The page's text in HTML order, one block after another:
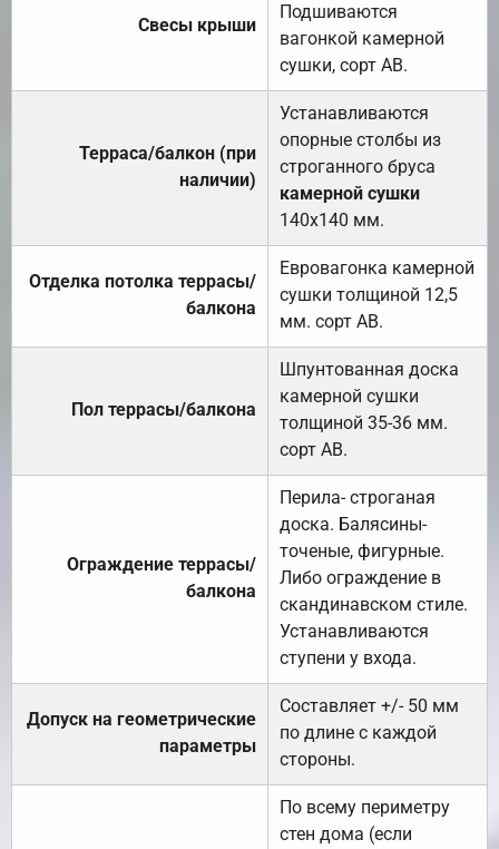
Свесы крыши
Подшиваются
вагонкой камерной
сушки, сорт АВ.
Терраса/балкон (при
наличии)
Устанавливаются
опорные столбы из
строганного бруса
камерной сушки
140х140 мм.
Отделка потолка террасы/
балкона
Евровагонка камерной
сушки толщиной 12,5
мм. сорт АВ.
Пол террасы/балкона
Шпунтованная доска
камерной сушки
толщиной 35-36 мм.
сорт АВ.
Ограждение террасы/
балкона
Перила- строганая
доска. Балясины-
точеные, фигурные.
Либо ограждение в
скандинавском стиле.
Устанавливаются
ступени у входа.
Допуск на геометрические
параметры
Составляет +/- 50 мм
по длине с каждой
стороны.
По всему периметру
стен дома (если